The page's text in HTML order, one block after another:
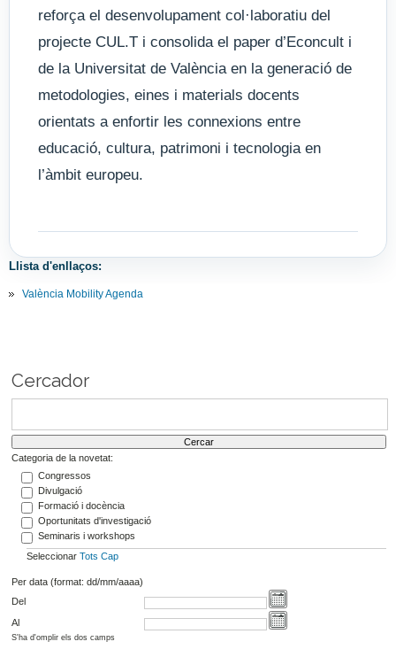
reforça el desenvolupament col·laboratiu del
projecte CUL.T i consolida el paper d’Econcult i
de la Universitat de València en la generació de
metodologies, eines i materials docents
orientats a enfortir les connexions entre
educació, cultura, patrimoni i tecnologia en
l’àmbit europeu.
Llista d'enllaços:
València Mobility Agenda
Cercador
Categoria de la novetat:
Congressos
Divulgació
Formació i docència
Oportunitats d'investigació
Seminaris i workshops
Seleccionar Tots Cap
Per data (format: dd/mm/aaaa)
Del
Al
S'ha d'omplir els dos camps